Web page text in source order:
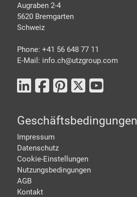
Augraben 2-4
5620 Bremgarten
Schweiz
Phone: +41 56 648 77 11
E-Mail: info.ch@utzgroup.com
Geschäftsbedingungen
Impressum
Datenschutz
Cookie-Einstellungen
Nutzungsbedingungen
AGB
Kontakt